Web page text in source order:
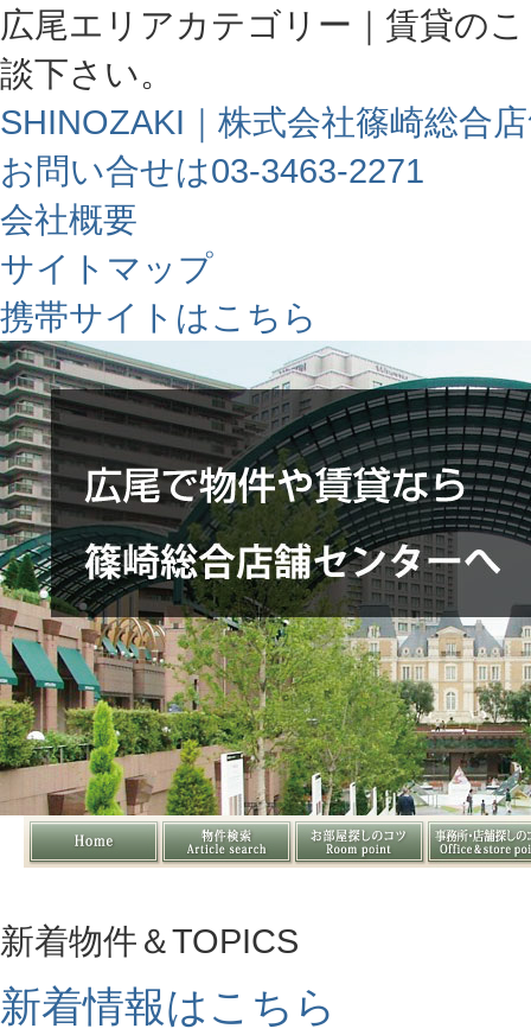
広尾エリアカテゴリー｜賃貸の
談下さい。
SHINOZAKI｜株式会社篠崎総合
お問い合せは03-3463-2271
会社概要
サイトマップ
携帯サイトはこちら
新着物件＆TOPICS
新着情報はこちら